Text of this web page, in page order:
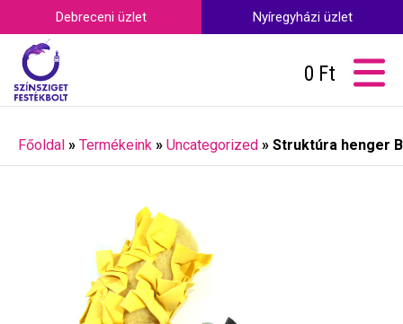
Debreceni üzlet Nyíregyházi üzlet
0 Ft
Főoldal » Termékeink » Uncategorized » Struktúra henger